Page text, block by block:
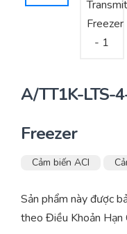
A/TT1K-LTS-
Freezer
Cảm biến ACI
Sản phẩm này được
theo Điều Khoản Hạn